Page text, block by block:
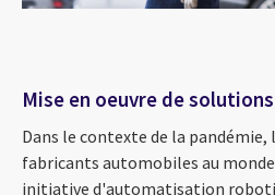
Mise en oeuvre de solutions
Dans le contexte de la pandémie,
fabricants automobiles au
initiative d'automatisation